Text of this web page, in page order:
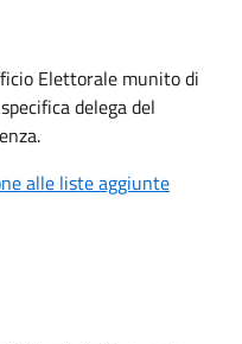
Elettorale munito di
delega del
alle liste aggiunte